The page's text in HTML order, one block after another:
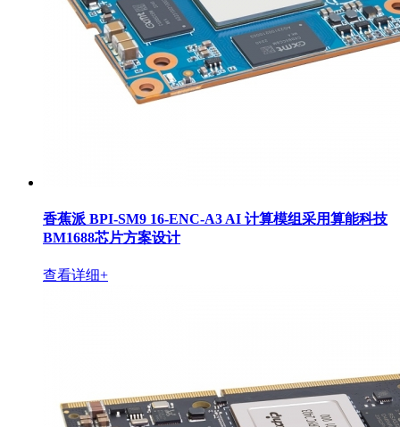
香蕉派 BPI-SM9 16-ENC-A3 AI 计算模组采用算能科技
BM1688芯片方案设计
查看详细+